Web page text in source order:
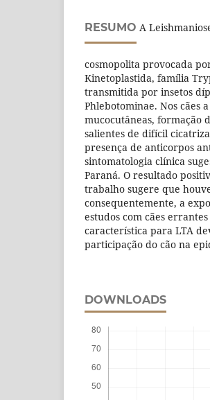
RESUMO A
cosmopolita provocada
Kinetoplastida, família
transmitida por insetos
Phlebotominae. Nos cães
mucocutâneas, formação
salientes de difícil
presença de anticorpos
sintomatologia clínica
Paraná. O resultado
trabalho sugere que
consequentemente, a
estudos com cães
característica para LTA
participação do cão na
DOWNLOADS